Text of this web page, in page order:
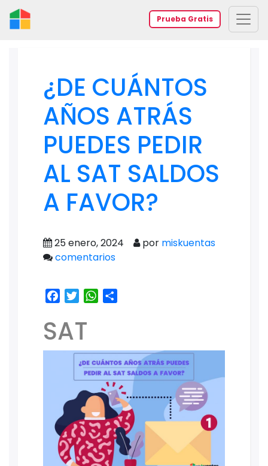
Prueba Gratis
¿DE CUÁNTOS
AÑOS ATRÁS
PUEDES PEDIR
AL SAT SALDOS
A FAVOR?
25 enero, 2024 por miskuentas
comentarios
Facebook
TwitterWhatsApp
SAT